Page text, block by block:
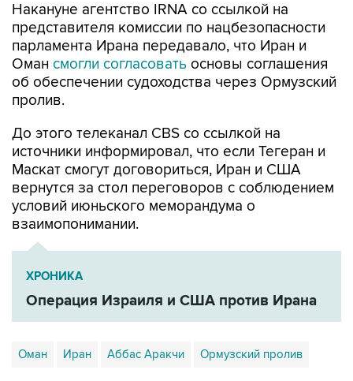
Накануне агентство IRNA со ссылкой на
представителя комиссии по нацбезопасности
парламента Ирана передавало, что Иран и
Оман смогли согласовать основы соглашения
об обеспечении судоходства через Ормузский
пролив.
До этого телеканал CBS со ссылкой на
источники информировал, что если Тегеран и
Маскат смогут договориться, Иран и США
вернутся за стол переговоров с соблюдением
условий июньского меморандума о
взаимопонимании.
ХРОНИКА
Операция Израиля и США против Ирана
Оман Иран Аббас Аракчи Ормузский пролив